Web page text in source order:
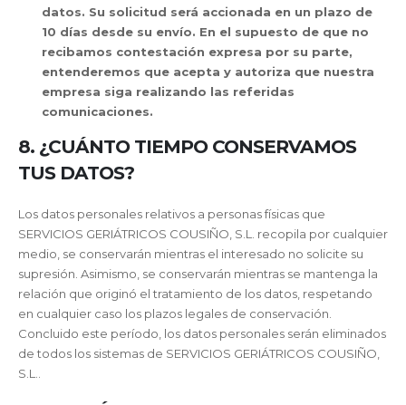
datos. Su solicitud será accionada en un plazo de
10 días desde su envío. En el supuesto de que no
recibamos contestación expresa por su parte,
entenderemos que acepta y autoriza que nuestra
empresa siga realizando las referidas
comunicaciones.
8. ¿CUÁNTO TIEMPO CONSERVAMOS
TUS DATOS?
Los datos personales relativos a personas físicas que
SERVICIOS GERIÁTRICOS COUSIÑO, S.L. recopila por cualquier
medio, se conservarán mientras el interesado no solicite su
supresión. Asimismo, se conservarán mientras se mantenga la
relación que originó el tratamiento de los datos, respetando
en cualquier caso los plazos legales de conservación.
Concluido este período, los datos personales serán eliminados
de todos los sistemas de SERVICIOS GERIÁTRICOS COUSIÑO,
S.L..